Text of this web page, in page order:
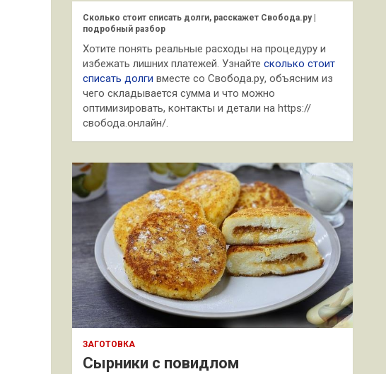
к
Сколько стоит списать долги, расскажет Свобода.ру |
подробный разбор
Хотите понять реальные расходы на процедуру и
избежать лишних платежей. Узнайтесколько стоит
списать долги вместе со Свобода.ру, объясним из
чего складывается сумма и что можно
оптимизировать, контакты и детали на https://
свобода.онлайн/.
ЗАГОТОВКА
Сырники с повидлом